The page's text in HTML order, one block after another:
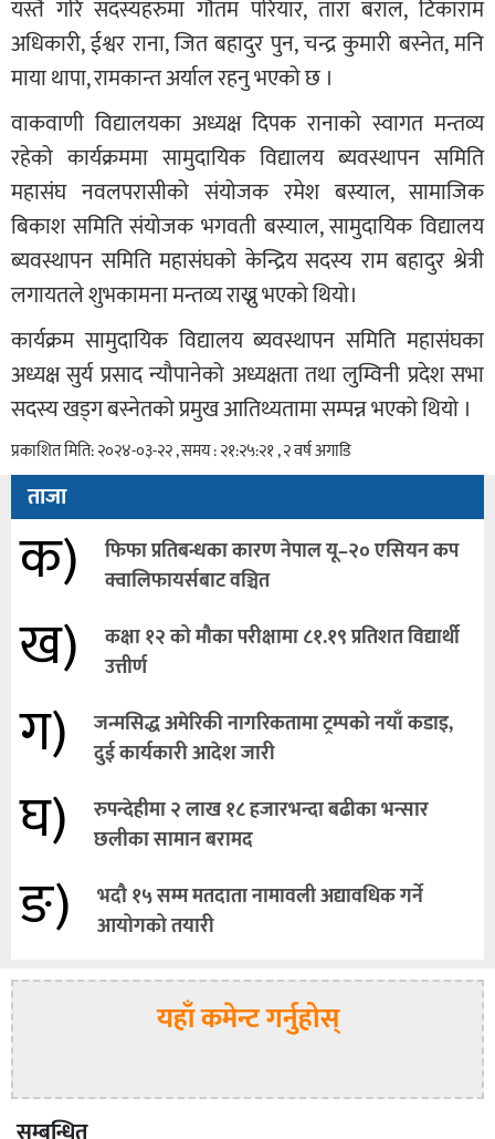
यस्तै गरि सदस्यहरुमा गौतम परियार, तारा बराल, टिकाराम
अधिकारी, ईश्वर राना, जित बहादुर पुन, चन्द्र कुमारी बस्नेत, मनि
माया थापा, रामकान्त अर्याल रहनु भएको छ ।
वाकवाणी विद्यालयका अध्यक्ष दिपक रानाको स्वागत मन्तव्य
रहेको कार्यक्रममा सामुदायिक विद्यालय ब्यवस्थापन समिति
महासंघ नवलपरासीको संयोजक रमेश बस्याल, सामाजिक
बिकाश समिति संयोजक भगवती बस्याल, सामुदायिक विद्यालय
ब्यवस्थापन समिति महासंघको केन्द्रिय सदस्य राम बहादुर श्रेत्री
लगायतले शुभकामना मन्तव्य राख्नु भएको थियो।
कार्यक्रम सामुदायिक विद्यालय ब्यवस्थापन समिति महासंघका
अध्यक्ष सुर्य प्रसाद न्यौपानेको अध्यक्षता तथा लुम्विनी प्रदेश सभा
सदस्य खड्‌ग बस्नेतको प्रमुख आतिथ्यतामा सम्पन्न भएको थियो ।
प्रकाशित मिति: २०२४-०३-२२ , समय : २१:२५:२१ , २ वर्ष अगाडि
ताजा
क)
फिफा प्रतिबन्धका कारण नेपाल यू–२० एसियन कप
क्वालिफायर्सबाट वञ्चित
ख)
कक्षा १२ को मौका परीक्षामा ८१.१९ प्रतिशत विद्यार्थी
उत्तीर्ण
ग)
जन्मसिद्ध अमेरिकी नागरिकतामा ट्रम्पको नयाँ कडाइ,
दुई कार्यकारी आदेश जारी
घ)
रुपन्देहीमा २ लाख १८ हजारभन्दा बढीका भन्सार
छलीका सामान बरामद
ङ)
भदौ १५ सम्म मतदाता नामावली अद्यावधिक गर्ने
आयोगको तयारी
यहाँ कमेन्ट गर्नुहोस्